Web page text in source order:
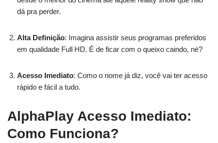
dá pra perder.
Alta Definição: Imagina assistir seus programas preferidos
em qualidade Full HD. É de ficar com o queixo caindo, né?
Acesso Imediato: Como o nome já diz, você vai ter acesso
rápido e fácil a tudo.
AlphaPlay Acesso Imediato:
Como Funciona?